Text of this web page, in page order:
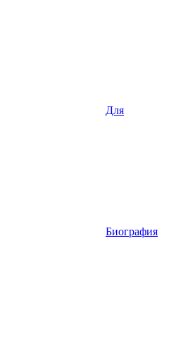
Для
Биография